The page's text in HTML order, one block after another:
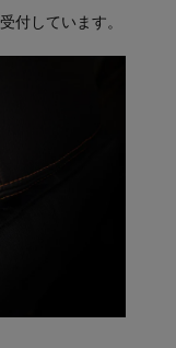
付しています。